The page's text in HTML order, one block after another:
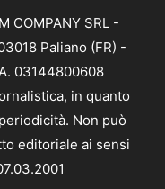
COMPANY SRL -
Paliano (FR) -
03144800608
in quanto
Non può
editoriale ai sensi